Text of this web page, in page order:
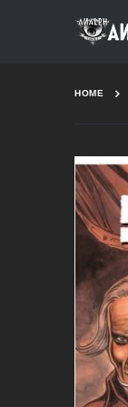
HOME
Skip
to
the
end
the
images
gallery